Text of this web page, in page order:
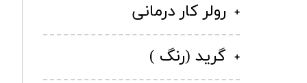
رولر کار درمانی
گرید (رنگ )